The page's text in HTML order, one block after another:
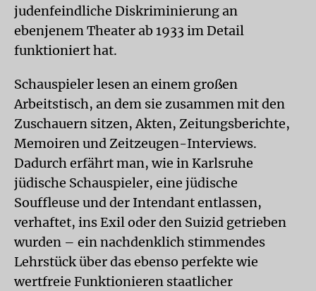
judenfeindliche Diskriminierung an
ebenjenem Theater ab 1933 im Detail
funktioniert hat.
Schauspieler lesen an einem großen
Arbeitstisch, an dem sie zusammen mit den
Zuschauern sitzen, Akten, Zeitungsberichte,
Memoiren und Zeitzeugen-Interviews.
Dadurch erfährt man, wie in Karlsruhe
jüdische Schauspieler, eine jüdische
Souffleuse und der Intendant entlassen,
verhaftet, ins Exil oder den Suizid getrieben
wurden – ein nachdenklich stimmendes
Lehrstück über das ebenso perfekte wie
wertfreie Funktionieren staatlicher